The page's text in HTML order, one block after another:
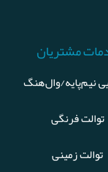
مشتریان
نیم‌پایه/وال‌هنگ
توالت فرنگی
توالت زمینی